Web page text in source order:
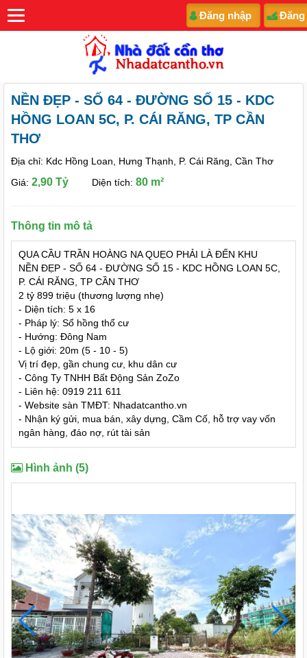
Đăng nhập Đăng
NỀN ĐẸP - SỐ 64 - ĐƯỜNG SỐ 15 - KDC
HỒNG LOAN 5C, P. CÁI RĂNG, TP CẦN
THƠ
Địa chỉ: Kdc Hồng Loan, Hưng Thạnh, P. Cái Răng, Cần Thơ
Giá: 2,90 Tỷ Diện tích: 80 m²
Thông tin mô tả
QUA CẦU TRẦN HOÀNG NA QUẸO PHẢI LÀ ĐẾN KHU
NỀN ĐẸP - SỐ 64 - ĐƯỜNG SỐ 15 - KDC HỒNG LOAN 5C,
P. CÁI RĂNG, TP CẦN THƠ
2 tỷ 899 triệu (thương lượng nhẹ)
- Diện tích: 5 x 16
- Pháp lý: Sổ hồng thổ cư
- Hướng: Đông Nam
- Lộ giới: 20m (5 - 10 - 5)
Vị trí đẹp, gần chung cư, khu dân cư
- Công Ty TNHH Bất Động Sản ZoZo
- Liên hệ: 0919 211 611
- Website sàn TMĐT: Nhadatcantho.vn
- Nhận ký gửi, mua bán, xây dựng, Cầm Cố, hỗ trợ vay vốn
ngân hàng, đáo nợ, rút tài sản
Hình ảnh (5)